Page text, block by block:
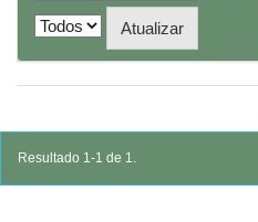
Resultado 1-1 de 1.